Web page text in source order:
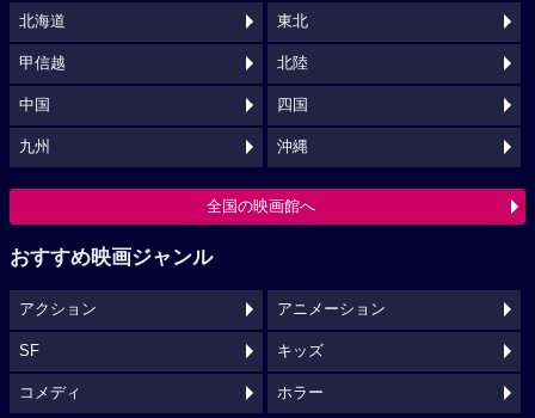
北海道 東北
甲信越 北陸
中国 四国
九州 沖縄
全国の映画館へ
おすすめ映画ジャンル
アクション アニメーション
SF キッズ
コメディ ホラー